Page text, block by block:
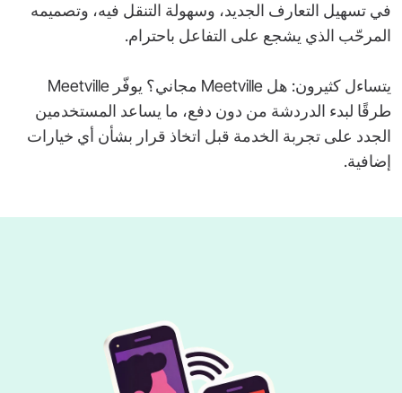
في تسهيل التعارف الجديد، وسهولة التنقل فيه، وتصميمه
المرحّب الذي يشجع على التفاعل باحترام.
يتساءل كثيرون: هل ‎Meetville‎ مجاني؟ يوفّر ‎Meetville‎
طرقًا لبدء الدردشة من دون دفع، ما يساعد المستخدمين
الجدد على تجربة الخدمة قبل اتخاذ قرار بشأن أي خيارات
إضافية.